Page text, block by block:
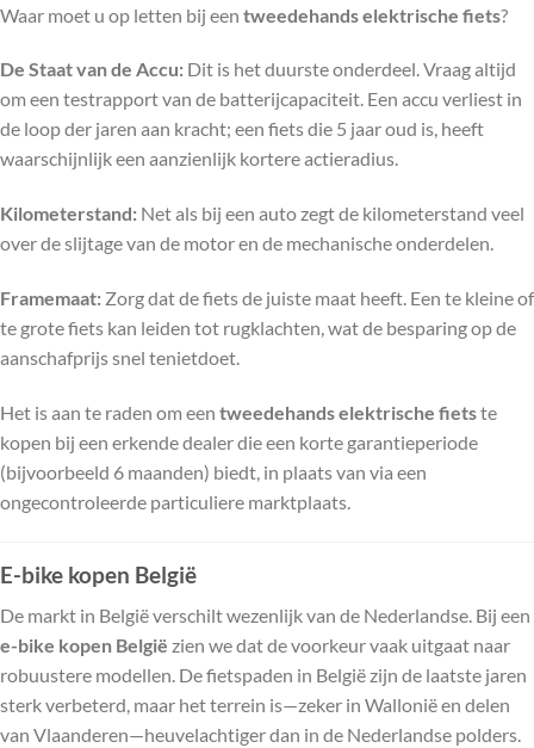
Waar moet u op letten bij een tweedehands elektrische fiets?
De Staat van de Accu: Dit is het duurste onderdeel. Vraag altijd
om een testrapport van de batterijcapaciteit. Een accu verliest in
de loop der jaren aan kracht; een fiets die 5 jaar oud is, heeft
waarschijnlijk een aanzienlijk kortere actieradius.
Kilometerstand: Net als bij een auto zegt de kilometerstand veel
over de slijtage van de motor en de mechanische onderdelen.
Framemaat: Zorg dat de fiets de juiste maat heeft. Een te kleine of
te grote fiets kan leiden tot rugklachten, wat de besparing op de
aanschafprijs snel tenietdoet.
Het is aan te raden om een tweedehands elektrische fietste
kopen bij een erkende dealer die een korte garantieperiode
(bijvoorbeeld 6 maanden) biedt, in plaats van via een
ongecontroleerde particuliere marktplaats.
E-bike kopen België
De markt in België verschilt wezenlijk van de Nederlandse. Bij een
e-bike kopen België zien we dat de voorkeur vaak uitgaat naar
robuustere modellen. De fietspaden in België zijn de laatste jaren
sterk verbeterd, maar het terrein is—zeker in Wallonië en delen
van Vlaanderen—heuvelachtiger dan in de Nederlandse polders.